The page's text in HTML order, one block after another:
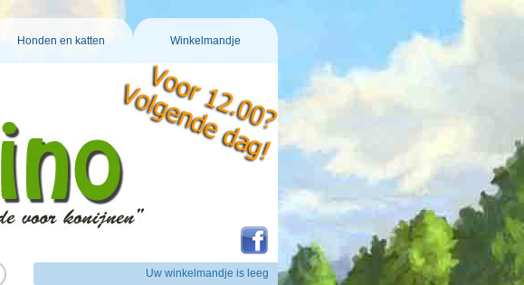
Honden en katten Winkelmandje
Uw winkelmandje is leeg